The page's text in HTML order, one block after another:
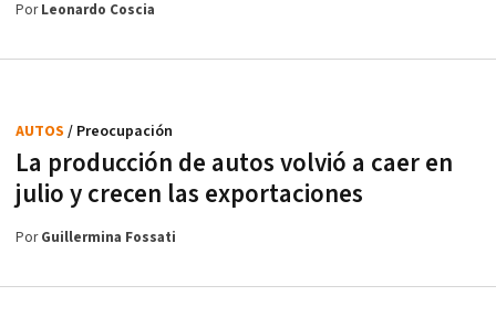
PorLeonardo Coscia
La producción de autos volvió a caer en
julio y crecen las exportaciones
AUTOS / Preocupación
PorGuillermina Fossati